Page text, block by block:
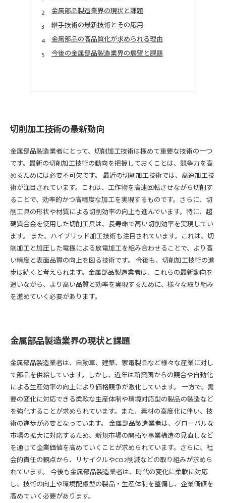
金属部品製造業界の現状と課題
継手技術の最新技術とその応用
金属部品の高品質化が求められる理由
今後の金属部品製造業界の展望と課題
切削加工技術の最新動向
金属部品製造業者にとって、切削加工技術は極めて重要な技術の一つ
です。最新の切削加工技術の動向を把握しておくことは、競争力を高
めるためには必要不可欠です。 最近の切削加工技術では、高速加工技
術が注目されています。これは、工作物を高速回転させながら切削す
ることで、効率的かつ高精度な加工を実現するものです。さらに、切
削工具の形状や材質による切削効率の向上も進んでいます。特に、超
硬質合金を使用した切削工具は、長寿命で高い切削効率を実現してい
ます。 また、ハイブリッド加工技術も注目されています。これは、切
削加工と加圧した電極による放電加工を組み合わせることで、より高
い精度と表面品質の向上を図る技術です。 今後も、切削加工技術の進
歩は続くと考えられます。金属部品製造業者は、これらの最新動向を
追いながら、より高い品質と効率を実現するために、様々な取り組み
を進めていく必要があります。
金属部品製造業界の現状と課題
金属部品製造業者は、自動車、建築、家電製品など様々な産業に対し
て部品を供給しています。しかし、近年は新興国からの競合や自動化
による生産効率の向上により価格競争が激化しています。 一方で、需
要の変化に対応できる柔軟な生産体制や環境対応型の製品の製造など
を強化することが求められています。また、素材の高度化に伴い、技
術の進歩が必要となっています。 金属部品製造業者は、グローバルな
市場の拡大に対応するため、新規市場の開拓や事業構造の見直しなど
を通じて企業価値を高めていくことが求められています。さらに、社
会的責任の観点から、リサイクルやCO2削減などの取り組みが求めら
れています。 今後も金属部品製造業者は、時代の変化に柔軟に対応
し、技術の向上や環境配慮型の製品・生産体制を整備し、企業価値を
高めていく必要があります。